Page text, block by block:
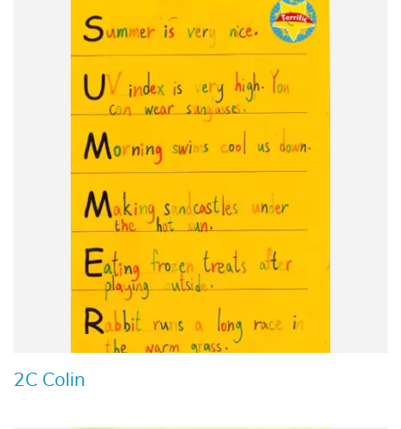
2C Colin